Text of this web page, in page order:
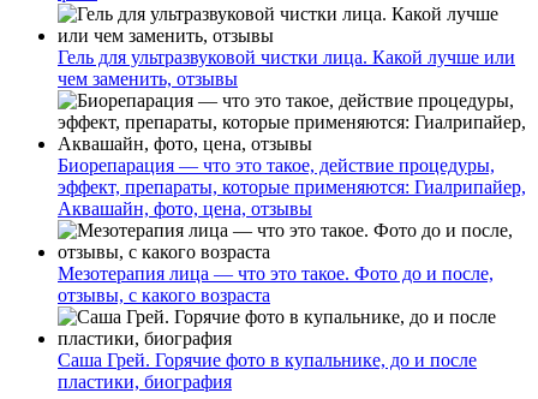
Гель для ультразвуковой чистки лица. Какой лучше или
чем заменить, отзывы
Биорепарация — что это такое, действие процедуры,
эффект, препараты, которые применяются: Гиалрипайер,
Аквашайн, фото, цена, отзывы
Мезотерапия лица — что это такое. Фото до и после,
отзывы, с какого возраста
Саша Грей. Горячие фото в купальнике, до и после
пластики, биография